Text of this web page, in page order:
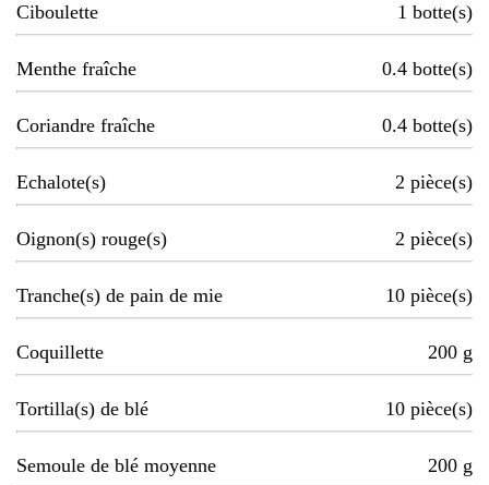
Ciboulette 1 botte(s)
Menthe fraîche 0.4 botte(s)
Coriandre fraîche 0.4 botte(s)
Echalote(s) 2 pièce(s)
Oignon(s) rouge(s) 2 pièce(s)
Tranche(s) de pain de mie 10 pièce(s)
Coquillette 200 g
Tortilla(s) de blé 10 pièce(s)
Semoule de blé moyenne 200 g